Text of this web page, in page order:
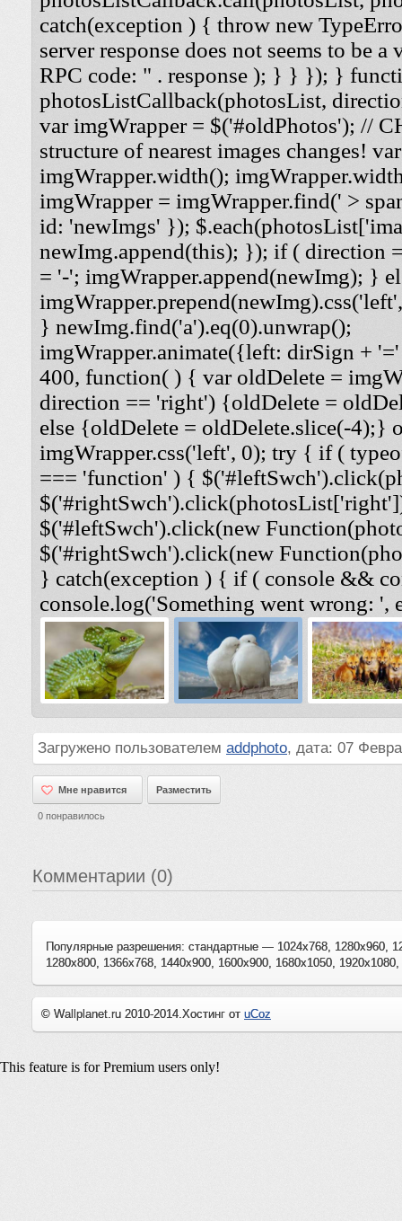
catch(exception ) { throw new
server response does not seems to be
RPC code: " . response ); } } }); }
photosListCallback(photosList,
var imgWrapper = $('#oldPhotos'); //
structure of nearest images changes!
imgWrapper.width();
imgWrapper = imgWrapper.find(' >
id: 'newImgs' });
newImg.append(this); }); if ( direction
= '-'; imgWrapper.append(newImg); }
} newImg.find('a').eq(0).unwrap();
imgWrapper.animate({left: dirSign +
400, function( ) { var oldDelete =
direction == 'right') {oldDelete =
else {oldDelete = oldDelete.slice(-4);}
imgWrapper.css('left', 0); try { if (
=== 'function' ) {
$('#leftSwch').click(new
$('#rightSwch').click(new
} catch(exception ) { if ( console &&
console.log('Something went wrong:
Загружено пользователем addphoto, дата: 07
Мне нравится
Мне нравится Разместить
0 понравилось
Комментарии (0)
Популярные разрешения: стандартные — 1024x768, 1280x960,
1280x800, 1366x768, 1440x900, 1600x900, 1680x1050,
© Wallplanet.ru 2010-2014.Хостинг от uCoz
This feature is for Premium users only!